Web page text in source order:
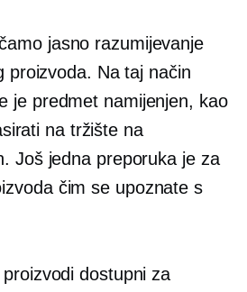
jasno razumijevanje
proizvoda. Na taj način
je predmet namijenjen, kao
na tržište na
Još jedna preporuka je za
čim se upoznate s
dostupni za